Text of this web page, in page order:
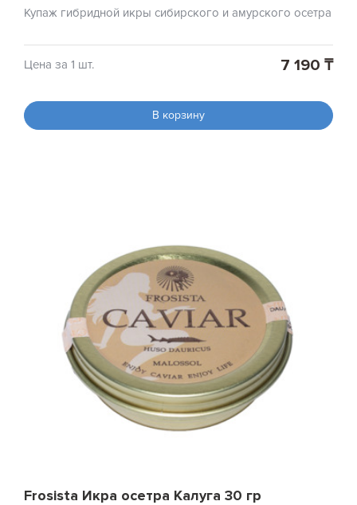
Купаж гибридной икры сибирского и амурского осетра
Цена за 1 шт. 7 190 ₸
В корзину
Frosista Икра осетра Калуга 30 гр